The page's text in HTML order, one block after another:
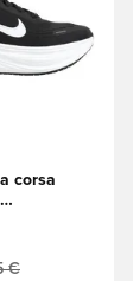
corsa
€